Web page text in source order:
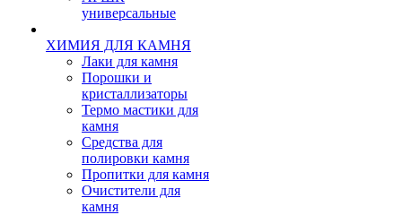
универсальные
ХИМИЯ ДЛЯ КАМНЯ
Лаки для камня
Порошки и
кристаллизаторы
Термо мастики для
камня
Средства для
полировки камня
Пропитки для камня
Очистители для
камня